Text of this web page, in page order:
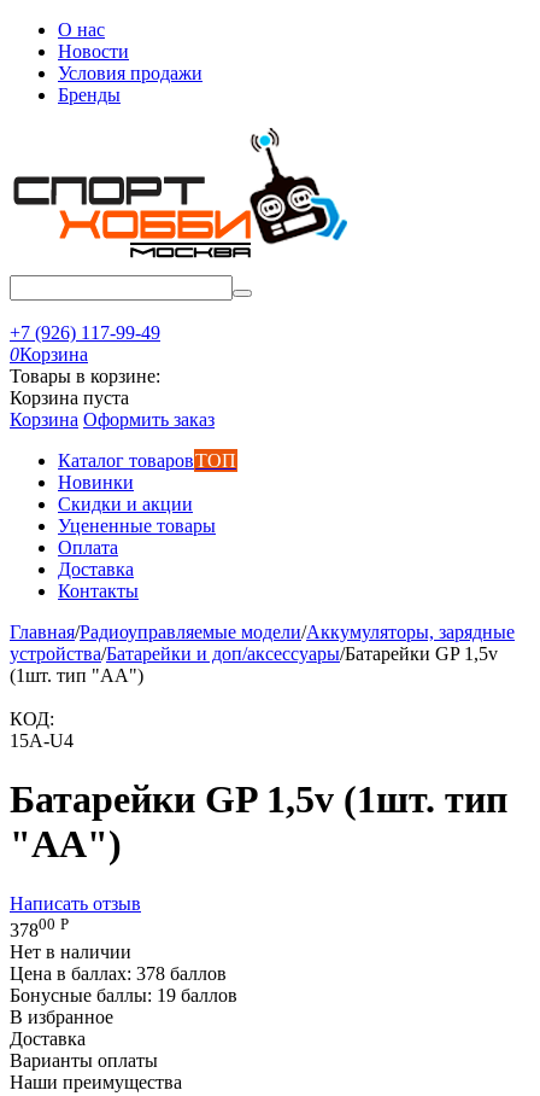
О нас
Новости
Условия продажи
Бренды
+7 (926) 117-99-49
0Корзина
Товары в корзине:
Корзина пуста
Корзина Оформить заказ
Каталог товаровТОП
Новинки
Скидки и акции
Уцененные товары
Оплата
Доставка
Контакты
Главная/Радиоуправляемые модели/Аккумуляторы, зарядные
устройства/Батарейки и доп/аксессуары/Батарейки GP 1,5v
(1шт. тип "АА")
КОД:
15A-U4
Батарейки GP 1,5v (1шт. тип
"АА")
Написать отзыв
37800 Р
Нет в наличии
Цена в баллах: 378 баллов
Бонусные баллы: 19 баллов
В избранное
Доставка
Варианты оплаты
Наши преимущества